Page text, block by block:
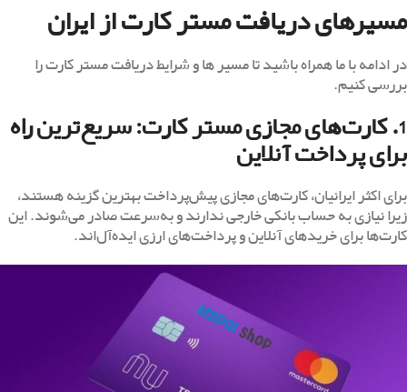
مسیرهای دریافت مستر کارت از ایران
در ادامه با ما همراه باشید تا مسیر ها و شرایط دریافت مستر کارت را
بررسی کنیم.
1. کارت‌های مجازی مستر کارت: سریع‌ترین راه
برای پرداخت آنلاین
برای اکثر ایرانیان، کارت‌های مجازی پیش‌پرداخت بهترین گزینه هستند،
زیرا نیازی به حساب بانکی خارجی ندارند و به‌سرعت صادر می‌شوند. این
کارت‌ها برای خریدهای آنلاین و پرداخت‌های ارزی ایده‌آل‌اند.